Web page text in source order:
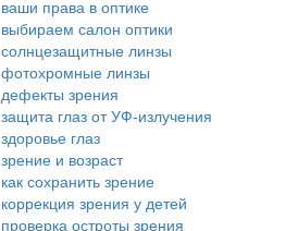
ваши права в оптике
выбираем салон оптики
солнцезащитные линзы
фотохромные линзы
дефекты зрения
защита глаз от УФ-излучения
здоровье глаз
зрение и возраст
как сохранить зрение
коррекция зрения у детей
проверка остроты зрения